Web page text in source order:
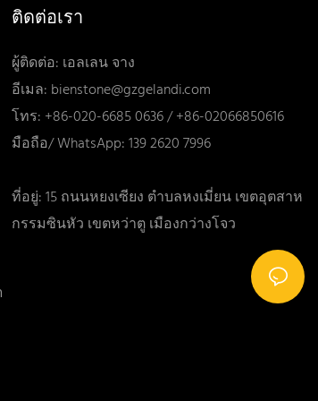
ติดต่อเรา
ผู้ติดต่อ: เอลเลน จาง
อีเมล: bienstone@gzgelandi.com
โทร: +86-020-6685 0636 / +86-02066850616
มือถือ/ WhatsApp: 139 2620 7996
ที่อยู่: 15 ถนนหยงเซียง ตำบลหงเมี่ยน เขตอุตสาห
กรรมซินหัว เขตหว่าตู เมืองกว่างโจว